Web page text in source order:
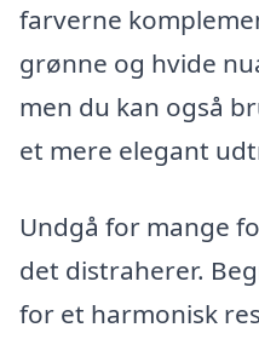
farverne
grønne og hvide
men du kan også
et mere elegant
Undgå for mange
det distraherer.
for et harmonisk